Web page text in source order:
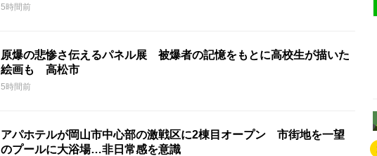
5時間前
原爆の悲惨さ伝えるパネル展 被爆者の記憶をもとに高校生が描いた
絵画も 高松市
5時間前
アパホテルが岡山市中心部の激戦区に2棟目オープン 市街地を一望
のプールに大浴場…非日常感を意識